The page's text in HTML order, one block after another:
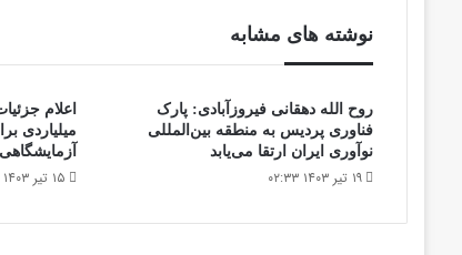
نوشته های مشابه
روح الله دهقانی فیروزآبادی: پارک
فناوری پردیس به منطقه بین‌المللی
نوآوری ایران ارتقا می‌یابد
۱۹ تیر ۱۴۰۳ ۰۲:۳۳
میلیاردی
آزمایشگاهی
۱۵ تیر ۱۴۰۳ ۱۴:۰۲